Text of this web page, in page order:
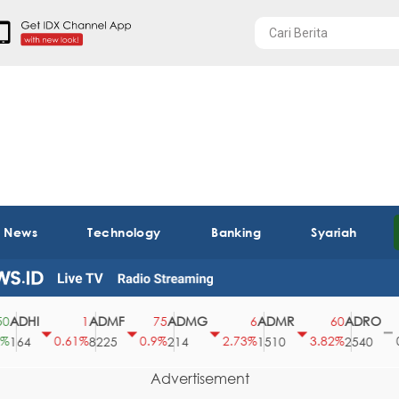
Technology Banking Syariah
0.61%
ADMF
8225
0.9%
ADMG
214
2.73%
ADMR
1510
3.82%
ADRO
2540
0
0%
43
Advertisement